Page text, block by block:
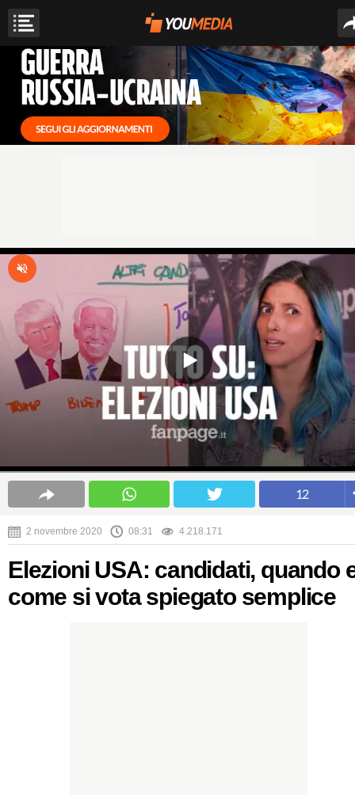
12
2 novembre 2020 08:31 4.218.171
Elezioni USA: candidati, quando
come si vota spiegato semplice